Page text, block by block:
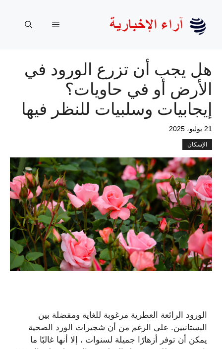
المحتوى
القائمة
هل يجب أن تزرع الورود في
الأرض أو في حاويات؟
إيجابيات وسلبيات للنظر فيها
21 يوليو، 2025
الإسكان
الورود الرائعة العطرية مرغوبة للغاية ومفضلة بين
البستانيين. على الرغم من أن شجيرات الورد الصحية
يمكن أن توفر أزهارًا جميلة لسنوات ، إلا أنها غالبًا ما